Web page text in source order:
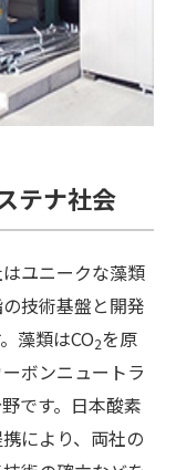
テナ社会
ユニークな藻類
技術基盤と開発
藻類はCO2を原
ボンニュートラ
です。日本酸素
により、両社の